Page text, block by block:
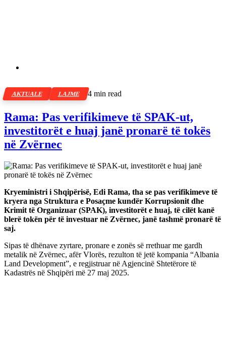
AKTUALE LAJME 4 min read
Rama: Pas verifikimeve të SPAK-ut,
investitorët e huaj janë pronarë të tokës
në Zvërnec
Kryeministri i Shqipërisë, Edi Rama, tha se pas verifikimeve të
kryera nga Struktura e Posaçme kundër Korrupsionit dhe
Krimit të Organizuar (SPAK), investitorët e huaj, të cilët kanë
blerë tokën për të investuar në Zvërnec, janë tashmë pronarë të
saj.
Sipas të dhënave zyrtare, pronare e zonës së rrethuar me gardh
metalik në Zvërnec, afër Vlorës, rezulton të jetë kompania “Albania
Land Development”, e regjistruar në Agjencinë Shtetërore të
Kadastrës në Shqipëri më 27 maj 2025.